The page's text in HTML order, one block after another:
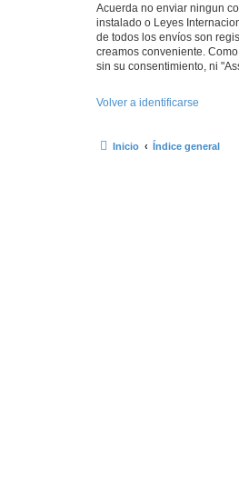
Acuerda no enviar ningun
instalado o Leyes
de todos los envíos son
creamos conveniente.
sin su consentimiento, ni
Volver a identificarse
Inicio Índice general